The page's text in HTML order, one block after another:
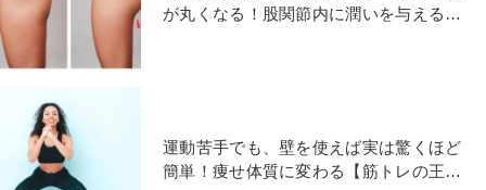
が丸くなる！股関節内に潤いを与える
運動苦手でも、壁を使えば実は驚くほど
簡単！痩せ体質に変わる【筋トレの王様